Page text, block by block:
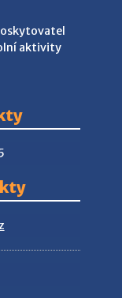
aktivity